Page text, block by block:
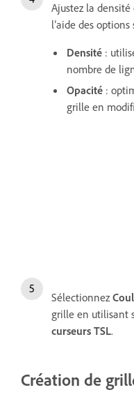
Ajustez la
l’aide des options
Densité :
nombre de
Opacité :
grille en
Sélectionnez
grille en utilisant
curseurs TSL.
Création de